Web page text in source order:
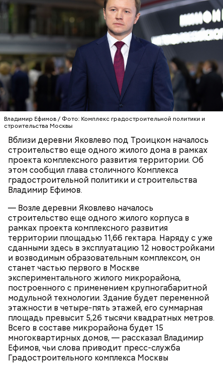
Владимир Ефимов / Фото: Комплекс градостроительной политики и
строительства Москвы
Вблизи деревни Яковлево под Троицком началось
строительство еще одного жилого дома в рамках
проекта комплексного развития территории. Об
этом сообщил глава столичного Комплекса
градостроительной политики и строительства
Владимир Ефимов.
— Возле деревни Яковлево началось
строительство еще одного жилого корпуса в
рамках проекта комплексного развития
территории площадью 11,66 гектара. Наряду с уже
сданными здесь в эксплуатацию 12 новостройками
и возводимым образовательным комплексом, он
станет частью первого в Москве
экспериментального жилого микрорайона,
построенного с применением крупногабаритной
модульной технологии. Здание будет переменной
этажности в четыре-пять этажей, его суммарная
площадь превысит 5,26 тысячи квадратных метров.
Всего в составе микрорайона будет 15
многоквартирных домов, — рассказал Владимир
Ефимов, чьи слова приводит пресс-служба
Градостроительного комплекса Москвы
— Модернизация мастерских помогает сократить
разрыв между учебным процессом и реальным
производством. Теперь в наших швейных
лабораториях и лаборатории напитков у каждого
студента есть свое оборудование и свой станок,
на котором они могут отработать необходимые
навыки. Это дает выпускникам конкурентные
преимущества при трудоустройстве, — отметил
директор Первого московского образовательного
комплекса Юрий Мироненко.
Реальные знания
полностью повторяют инженерные конструкции
реальных зданий.
Кинопарк «Москино» — часть проекта мэра
столицы «Москва — город кино» и объект
московского кинокластера. На экскурсиях мы
предлагаем ребятам полностью погрузиться в
киносреду — пообщаться со специалистами,
увидеть павильоны, в которых снимаются крупные
отечественные новинки. Здесь мы можем показать
учащимся старших классов весь процесс
кинопроизводства изнутри.
СПРАВКА